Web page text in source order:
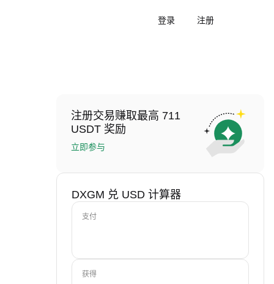
登录 注册
注册交易赚取最高 711
USDT 奖励
立即参与
DXGM 兑 USD 计算器
支付
获得